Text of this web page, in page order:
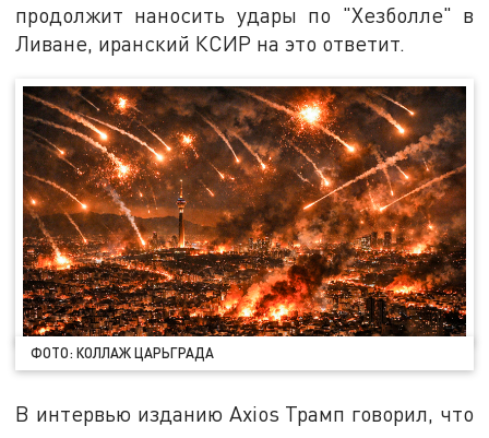
продолжит наносить удары по "Хезболле" в
Ливане, иранский КСИР на это ответит.
ФОТО: КОЛЛАЖ ЦАРЬГРАДА
В интервью изданию Axios Трамп говорил, что